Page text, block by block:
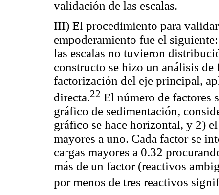
validación de las escalas.
III) El procedimiento para
empoderamiento fue el
las escalas no tuvieron
constructo se hizo un análisis
factorización del eje principal,
directa.22 El número de factores
gráfico de sedimentación,
gráfico se hace horizontal, y 2)
mayores a uno. Cada factor se
cargas mayores a 0.32
más de un factor (reactivos
por menos de tres reactivos